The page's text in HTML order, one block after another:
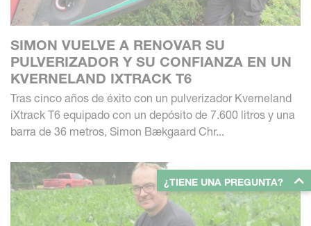
SIMON VUELVE A RENOVAR SU
PULVERIZADOR Y SU CONFIANZA EN UN
KVERNELAND IXTRACK T6
Tras cinco años de éxito con un pulverizador Kverneland
iXtrack T6 equipado con un depósito de 7.600 litros y una
barra de 36 metros, Simon Bækgaard Chr...
¿TIENE UNA PREGUNTA?